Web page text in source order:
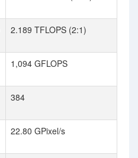
2.189 TFLOPS (2:1)
1,094 GFLOPS
384
22.80 GPixel/s